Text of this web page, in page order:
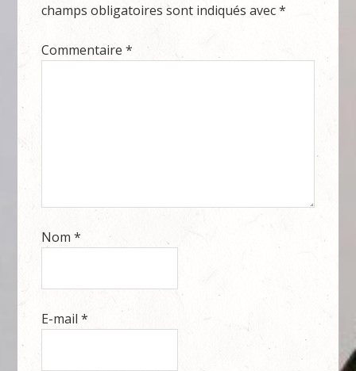
champs obligatoires sont indiqués avec*
Commentaire*
Nom*
E-mail*